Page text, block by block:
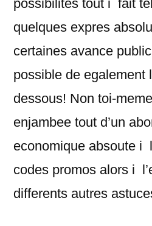
possibilites tout i fait
quelques expres
certaines avance
possible de egalement
dessous! Non toi-
enjambee tout d’un
economique absoute i
codes promos alors i
differents autres